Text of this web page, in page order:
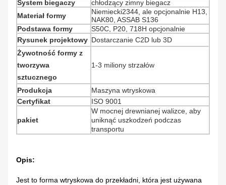
System biegaczy
chłodzący zimny biegacz
Materiał formy
Niemiecki2344, ale opcjonalnie H13,
NAK80, ASSAB S136
Podstawa formy
S50C, P20, 718H opcjonalnie
Rysunek projektowy Dostarczanie C2D lub 3D
Żywotność formy z
tworzywa
sztucznego
1-3 miliony strzałów
Produkcja
Maszyna wtryskowa
Certyfikat
ISO 9001
pakiet
W mocnej drewnianej walizce, aby
uniknąć uszkodzeń podczas
transportu
Opis:
Jest to forma wtryskowa do przekładni, która jest używana